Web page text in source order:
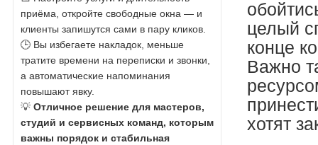
целый
конце
Важно
хотят
приёма, откройте свободные окна — и
клиенты запишутся сами в пару кликов.
🕒 Вы избегаете накладок, меньше
тратите времени на переписки и звонки,
а автоматические напоминания
повышают явку.
💡 Отличное решение для мастеров,
студий и сервисных команд, которым
важны порядок и стабильная